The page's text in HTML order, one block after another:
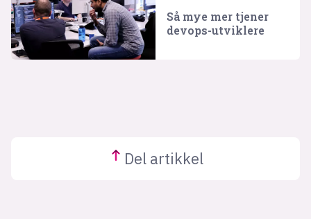
Så mye mer tjener
devops-utviklere
Del artikkel